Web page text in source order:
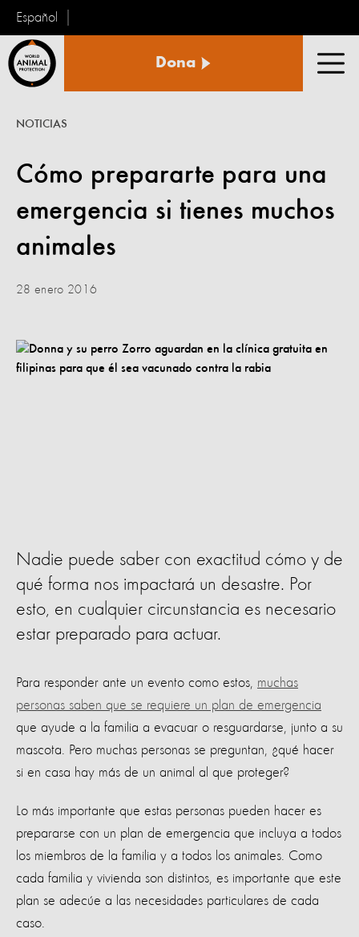
Español
Animal
Dona
Cómo prepararte para una
emergencia si tienes muchos
animales
NOTICIAS
28 enero 2016
Nadie puede saber con exactitud cómo y de
qué forma nos impactará un desastre. Por
esto, en cualquier circunstancia es necesario
estar preparado para actuar.
Para responder ante un evento como estos, muchas
personas saben que se requiere un plan de emergencia
que ayude a la familia a evacuar o resguardarse, junto a su
mascota. Pero muchas personas se preguntan, ¿qué hacer
si en casa hay más de un animal al que proteger?
Lo más importante que estas personas pueden hacer es
prepararse con un plan de emergencia que incluya a todos
los miembros de la familia y a todos los animales. Como
cada familia y vivienda son distintos, es importante que este
plan se adecúe a las necesidades particulares de cada
caso.